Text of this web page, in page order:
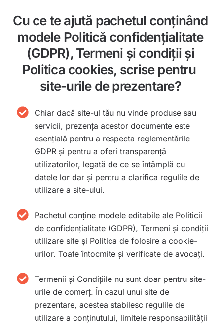
Cu ce te ajută pachetul conținând
modele Politică confidențialitate
(GDPR), Termeni și condiții și
Politica cookies, scrise pentru
site-urile de prezentare?
Chiar dacă site-ul tău nu vinde produse sau
servicii, prezența acestor documente este
esențială pentru a respecta reglementările
GDPR și pentru a oferi transparență
utilizatorilor, legată de ce se întâmplă cu
datele lor dar și pentru a clarifica regulile de
utilizare a site-ului.
Pachetul conține modele editabile ale Politicii
de confidențialitate (GDPR), Termeni și condiții
utilizare site și Politica de folosire a cookie-
urilor. Toate întocmite și verificate de avocați.
Termenii și Condițiile nu sunt doar pentru site-
urile de comerț. În cazul unui site de
prezentare, acestea stabilesc regulile de
utilizare a conținutului, limitele responsabilității